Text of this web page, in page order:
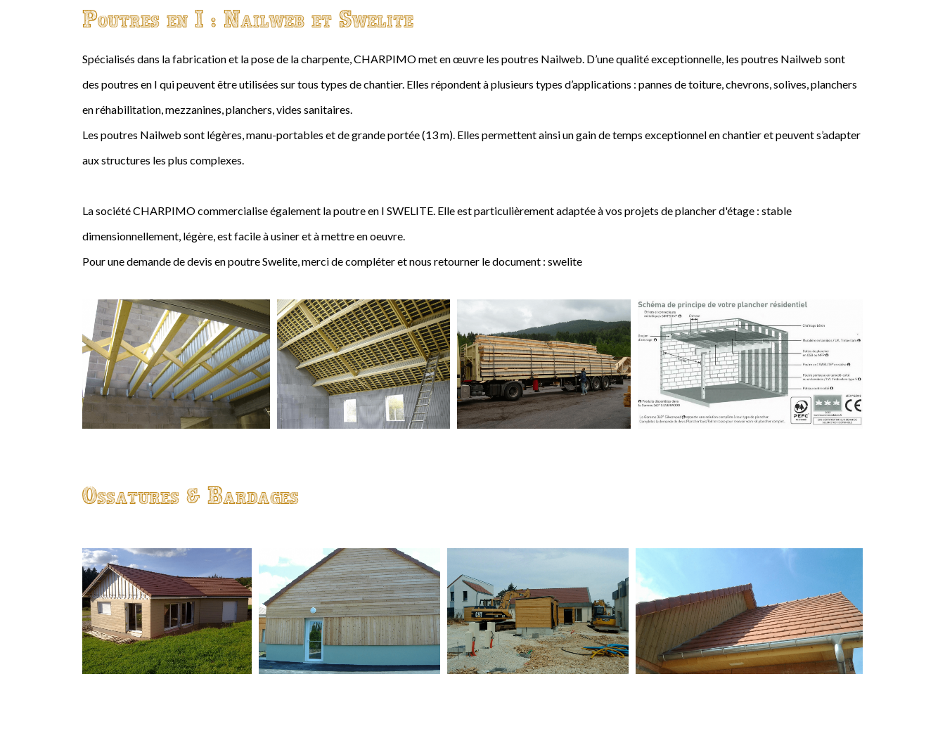
Poutres en I : Nailweb et Swelite
Spécialisés dans la fabrication et la pose de la charpente, CHARPIMO met en œuvre les poutres Nailweb. D’une qualité exceptionnelle, les poutres Nailweb sont
des poutres en I qui peuvent être utilisées sur tous types de chantier. Elles répondent à plusieurs types d’applications : pannes de toiture, chevrons, solives, planchers
en réhabilitation, mezzanines, planchers, vides sanitaires.
Les poutres Nailweb sont légères, manu-portables et de grande portée (13 m). Elles permettent ainsi un gain de temps exceptionnel en chantier et peuvent s’adapter
aux structures les plus complexes.
La société CHARPIMO commercialise également la poutre en I SWELITE. Elle est particulièrement adaptée à vos projets de plancher d'étage : stable
dimensionnellement, légère, est facile à usiner et à mettre en oeuvre.
Pour une demande de devis en poutre Swelite, merci de compléter et nous retourner le document : swelite
Ossatures & Bardages